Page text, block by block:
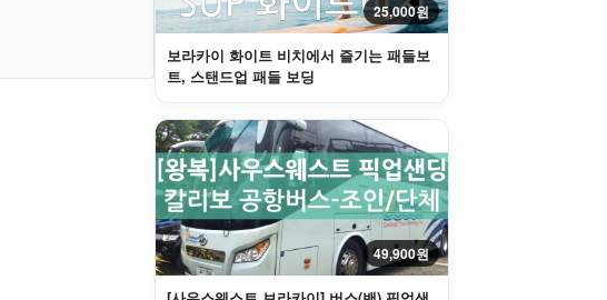
25,000원
보라카이 화이트 비치에서 즐기는 패들보
트, 스탠드업 패들 보딩
49,900원